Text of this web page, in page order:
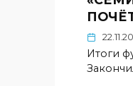
Итоги